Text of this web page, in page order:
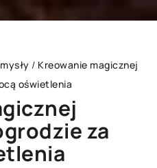
/ Kreowanie magicznej
oświetlenia
za